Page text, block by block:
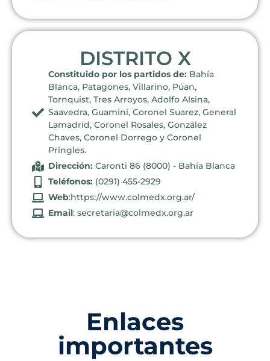
DISTRITO X
Constituido por los partidos de: Bahía
Blanca, Patagones, Villarino, Púan,
Tornquist, Tres Arroyos, Adolfo Alsina,
Saavedra, Guaminí, Coronel Suarez, General
Lamadrid, Coronel Rosales, González
Chaves, Coronel Dorrego y Coronel
Pringles.
Dirección: Caronti 86 (8000) - Bahía Blanca
Teléfonos: (0291) 455-2929
Web:https://www.colmedx.org.ar/
Email: secretaria@colmedx.org.ar
Enlaces
importantes